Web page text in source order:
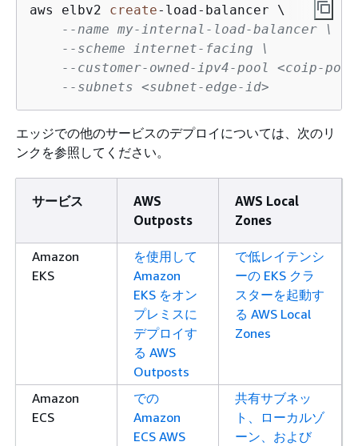
aws elbv2 create- load- balancer \
--name my-internal-load-balancer \
--scheme internet-facing \
--customer-owned-ipv4-pool <coip-
--subnets <subnet-edge-id>
エッジでの他のサービスのデプロイについては、次のリ
ンクを参照してください。
サービス
AWS
Outposts
AWS Local
Zones
Amazon
EKS
を使用して
Amazon
EKS をオン
プレミスに
デプロイす
る AWS
Outposts
で低レイテンシ
ーの EKS クラ
スターを起動す
る AWS Local
Zones
Amazon
ECS
での
Amazon
ECS AWS
共有サブネッ
ト、ローカルゾ
ーン、および